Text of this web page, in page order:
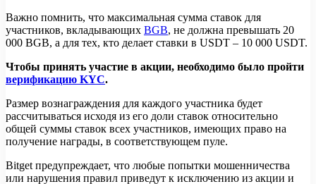
Важно помнить, что максимальная сумма ставок для
участников, вкладывающих BGB, не должна превышать 20
000 BGB, а для тех, кто делает ставки в USDT – 10 000 USDT.
Чтобы принять участие в акции, необходимо было пройти
верификацию KYC.
Размер вознаграждения для каждого участника будет
рассчитываться исходя из его доли ставок относительно
общей суммы ставок всех участников, имеющих право на
получение награды, в соответствующем пуле.
Bitget предупреждает, что любые попытки мошенничества
или нарушения правил приведут к исключению из акции и